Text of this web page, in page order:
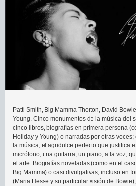
Patti Smith, Big Mamma Thorton, David
Young. Cinco monumentos de la música del
cinco libros, biografías en primera persona
Holiday y Young) o narradas por otras
la música, el agridulce perfecto que justifica
micrófono, una guitarra, un piano, a la voz,
el arte. Biografías noveladas (como en el
Big Mamma) o casi divulgativas, incluso en
(Maria Hesse y su particular visión de